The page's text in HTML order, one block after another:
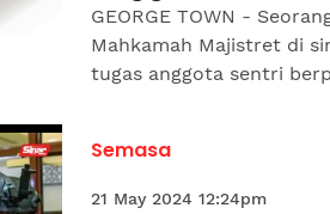
GEORGE TOWN -
Mahkamah Majistret di
tugas anggota sentri
Semasa
21 May 2024 12:24pm